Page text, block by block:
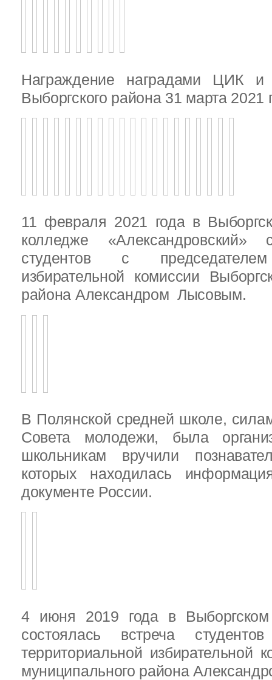
Награждение наградами ЦИК
Выборгского района 31 марта 2021
11 февраля 2021 года в
колледже «Александровский»
студентов с председателем
избирательной комиссии
района Александром Лысовым.
В Полянской средней школе,
Совета молодежи, была
школьникам вручили
которых находилась
документе России.
4 июня 2019 года в
состоялась встреча
территориальной избирательной
муниципального района